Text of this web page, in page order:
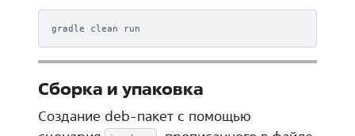
gradle clean
Сборка и упаковка
Создание deb-пакет с помощью